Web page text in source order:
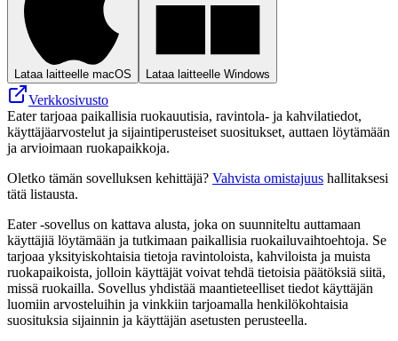
Lataa laitteelle macOS Lataa laitteelle Windows
Verkkosivusto
Eater tarjoaa paikallisia ruokauutisia, ravintola- ja kahvilatiedot,
käyttäjäarvostelut ja sijaintiperusteiset suositukset, auttaen löytämään
ja arvioimaan ruokapaikkoja.
Oletko tämän sovelluksen kehittäjä? Vahvista omistajuus hallitaksesi
tätä listausta.
Eater -sovellus on kattava alusta, joka on suunniteltu auttamaan
käyttäjiä löytämään ja tutkimaan paikallisia ruokailuvaihtoehtoja. Se
tarjoaa yksityiskohtaisia ​​tietoja ravintoloista, kahviloista ja muista
ruokapaikoista, jolloin käyttäjät voivat tehdä tietoisia päätöksiä siitä,
missä ruokailla. Sovellus yhdistää maantieteelliset tiedot käyttäjän
luomiin arvosteluihin ja vinkkiin tarjoamalla henkilökohtaisia ​​
suosituksia sijainnin ja käyttäjän asetusten perusteella.